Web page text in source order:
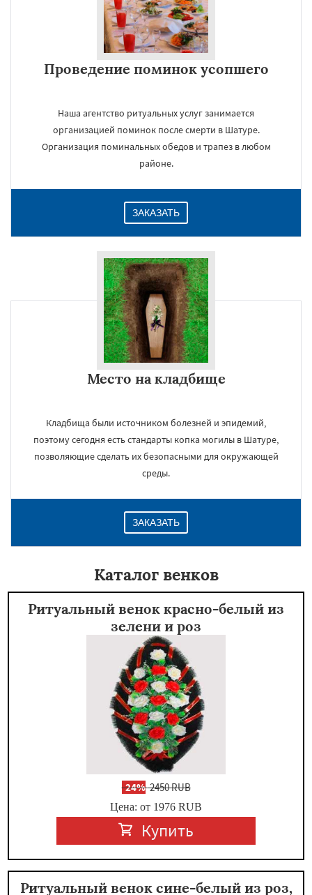
Проведение поминок усопшего
Наша агентство ритуальных услуг занимается
организацией поминок после смерти в Шатуре.
Организация поминальных обедов и трапез в любом
районе.
ЗАКАЗАТЬ
Место на кладбище
Кладбища были источником болезней и эпидемий,
поэтому сегодня есть стандарты копка могилы в Шатуре,
позволяющие сделать их безопасными для окружающей
среды.
ЗАКАЗАТЬ
Каталог венков
Ритуальный венок красно-белый из
зелени и роз
-24%2450 RUB
Цена: от 1976 RUB
Купить
Ритуальный венок сине-белый из роз,